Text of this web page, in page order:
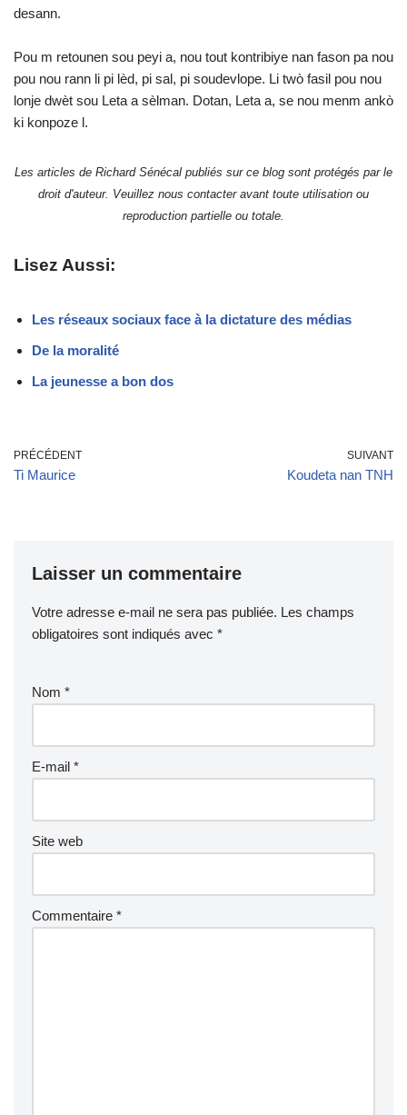
desann.
Pou m retounen sou peyi a, nou tout kontribiye nan fason pa nou
pou nou rann li pi lèd, pi sal, pi soudevlope. Li twò fasil pou nou
lonje dwèt sou Leta a sèlman. Dotan, Leta a, se nou menm ankò
ki konpoze l.
Les articles de Richard Sénécal publiés sur ce blog sont protégés par le
droit d'auteur. Veuillez nous contacter avant toute utilisation ou
reproduction partielle ou totale.
Lisez Aussi:
Les réseaux sociaux face à la dictature des médias
De la moralité
La jeunesse a bon dos
PRÉCÉDENT
Ti Maurice
SUIVANT
Koudeta nan TNH
Laisser un commentaire
Votre adresse e-mail ne sera pas publiée. Les champs
obligatoires sont indiqués avec *
Nom *
E-mail *
Site web
Commentaire *